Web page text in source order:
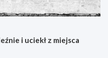
i uciekł z miejsca